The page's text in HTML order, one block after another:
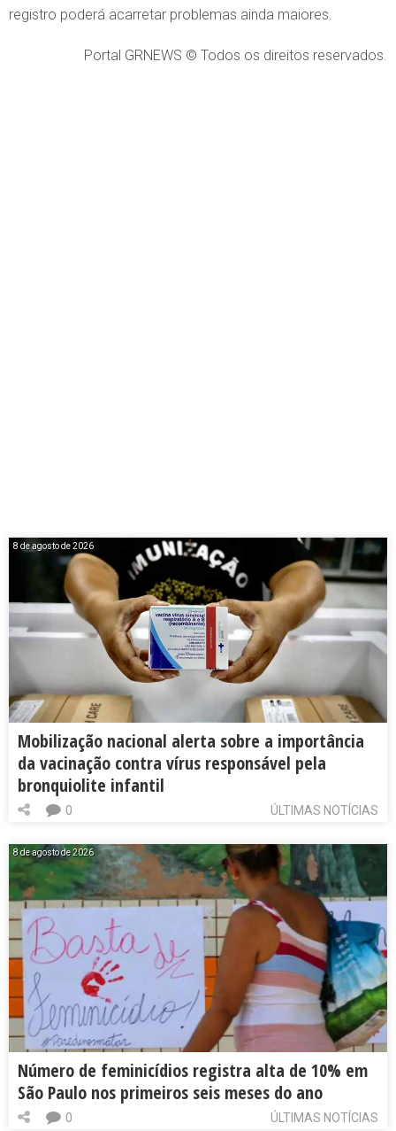
registro poderá acarretar problemas ainda maiores.
Portal GRNEWS © Todos os direitos reservados.
8 de agosto de 2026
Mobilização nacional alerta sobre a importância
da vacinação contra vírus responsável pela
bronquiolite infantil
ÚLTIMAS NOTÍCIAS
0
8 de agosto de 2026
Número de feminicídios registra alta de 10% em
São Paulo nos primeiros seis meses do ano
ÚLTIMAS NOTÍCIAS
0